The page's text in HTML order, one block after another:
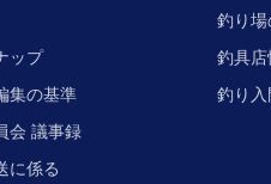
ップ
集の基準
会 議事録
に係る
釣り場
釣具店
釣り入